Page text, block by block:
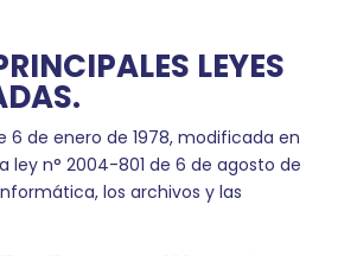
LEYES
6 de enero de 1978, modificada en
ley n° 2004-801 de 6 de agosto de
los archivos y las